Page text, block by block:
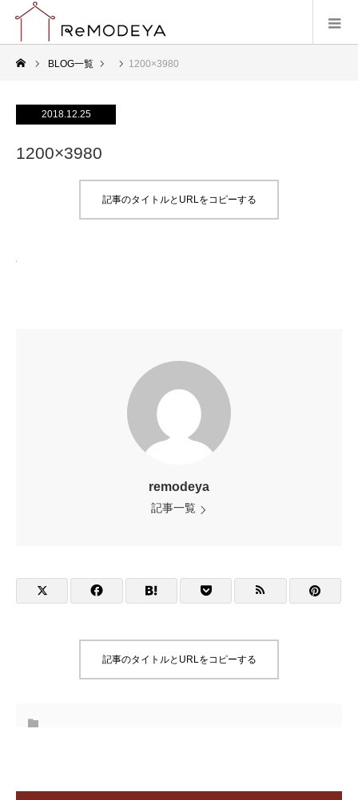
BLOG一覧 1200×3980
2018.12.25
1200×3980
記事のタイトルとURLをコピーする
remodeya
記事一覧
記事のタイトルとURLをコピーする